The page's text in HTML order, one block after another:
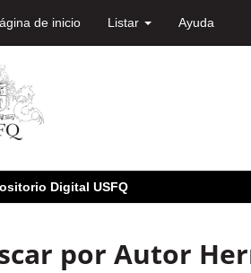
de inicio Listar Ayuda
Digital USFQ
por Autor